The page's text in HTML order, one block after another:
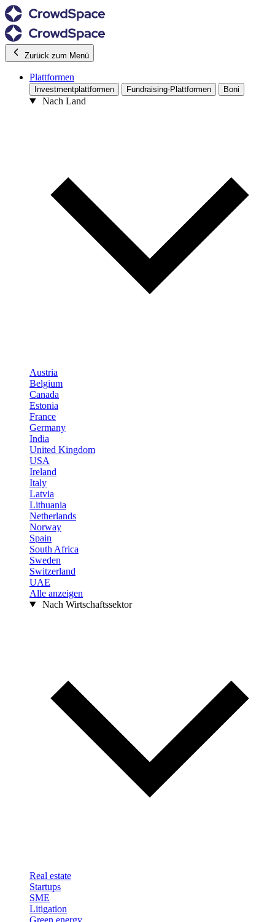
Zurück zum Menü
Plattformen
Investmentplattformen Fundraising-Plattformen Boni
Nach Land
Austria
Belgium
Canada
Estonia
France
Germany
India
United Kingdom
USA
Ireland
Italy
Latvia
Lithuania
Netherlands
Norway
Spain
South Africa
Sweden
Switzerland
UAE
Alle anzeigen
Nach Wirtschaftssektor
Real estate
Startups
SME
Litigation
Green energy